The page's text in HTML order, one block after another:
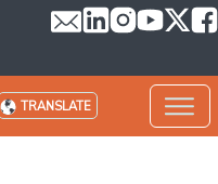
TRANSLATE